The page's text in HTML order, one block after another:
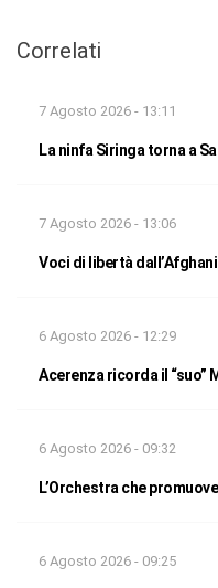
Correlati
7 Agosto 2026 - 13:11
La ninfa Siringa torna a
7 Agosto 2026 - 13:06
Voci di libertà
6 Agosto 2026 - 12:29
Acerenza ricorda il “suo”
6 Agosto 2026 - 09:32
L’Orchestra che
6 Agosto 2026 - 09:25